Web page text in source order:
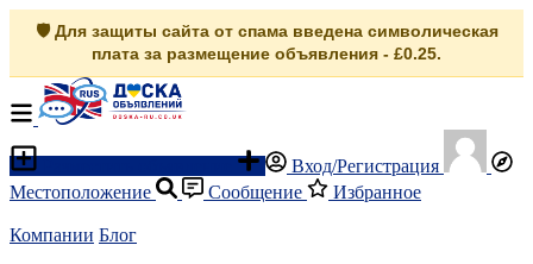
🛡️ Для защиты сайта от спама введена символическая
плата за размещение объявления - £0.25.
Вход/Регистрация
Местоположение
Сообщение Избранное
Компании Блог